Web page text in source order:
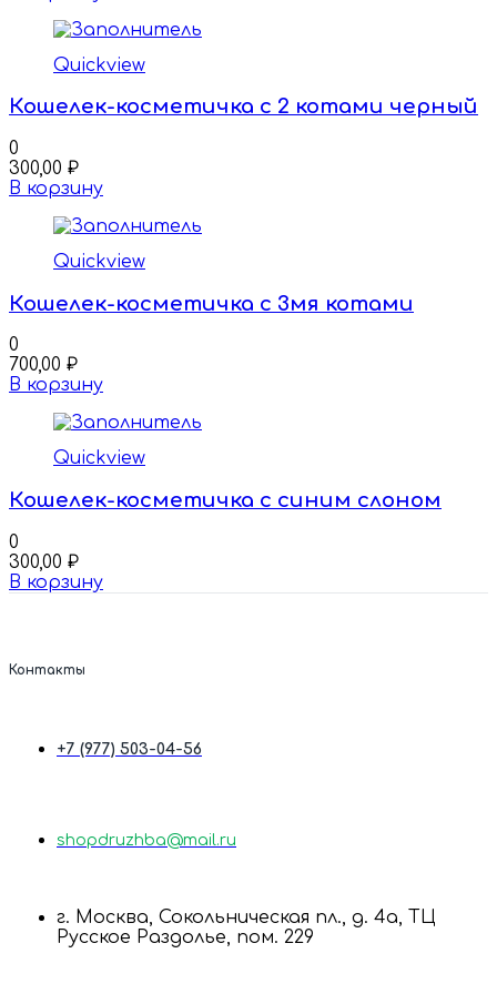
Quickview
Кошелек-косметичка с 2 котами черный
0
300,00 ₽
В корзину
Quickview
Кошелек-косметичка с 3мя котами
0
700,00 ₽
В корзину
Quickview
Кошелек-косметичка с синим слоном
0
300,00 ₽
В корзину
Контакты
+7 (977) 503-04-56
shopdruzhba@mail.ru
г. Москва, Сокольническая пл., д. 4а, ТЦ
Русское Раздолье, пом. 229